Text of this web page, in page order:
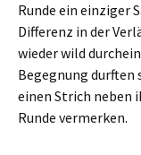
Runde ein einziger
Differenz in der
wieder wild
Begegnung durften
einen Strich neben
Runde vermerken.